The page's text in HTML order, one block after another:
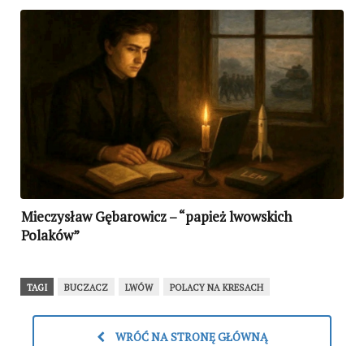
Mieczysław Gębarowicz – “papież lwowskich
Polaków”
TAGI BUCZACZ LWÓW POLACY NA KRESACH
WRÓĆ NA STRONĘ GŁÓWNĄ